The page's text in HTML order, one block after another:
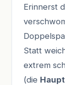
Erinnerst
Statt
extrem
(die